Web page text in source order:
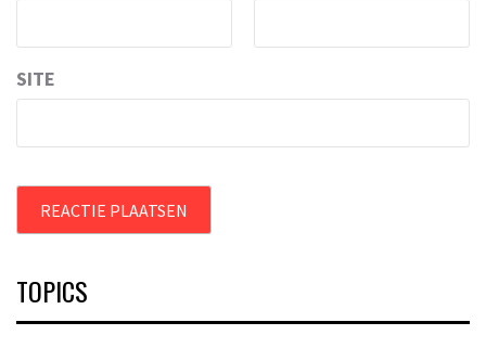
SITE
TOPICS